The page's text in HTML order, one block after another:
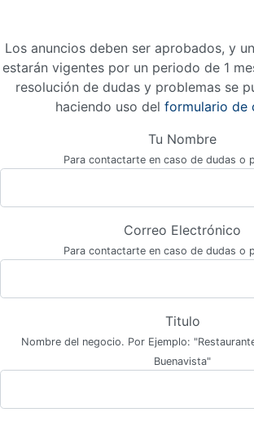
Los anuncios deben ser aprobados, y
estarán vigentes por un periodo de 1
resolución de dudas y problemas se
haciendo uso del formulario de
Tu Nombre
Para contactarte en caso de dudas o
Correo Electrónico
Para contactarte en caso de dudas o
Titulo
Nombre del negocio. Por Ejemplo:
Buenavista"